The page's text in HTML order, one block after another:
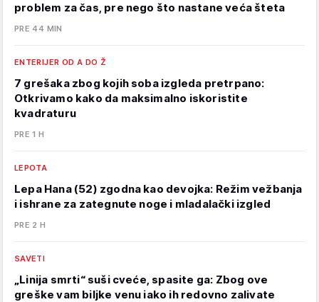
problem za čas, pre nego što nastane veća šteta
PRE 44 MIN
ENTERIJER OD A DO Ž
7 grešaka zbog kojih soba izgleda pretrpano:
Otkrivamo kako da maksimalno iskoristite
kvadraturu
PRE 1 H
LEPOTA
Lepa Hana (52) zgodna kao devojka: Režim vežbanja
i ishrane za zategnute noge i mladalački izgled
PRE 2 H
SAVETI
„Linija smrti“ suši cveće, spasite ga: Zbog ove
greške vam biljke venu iako ih redovno zalivate